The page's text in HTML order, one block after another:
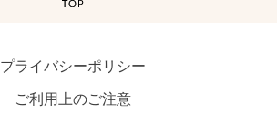
プライバシーポリシー
ご利用上のご注意